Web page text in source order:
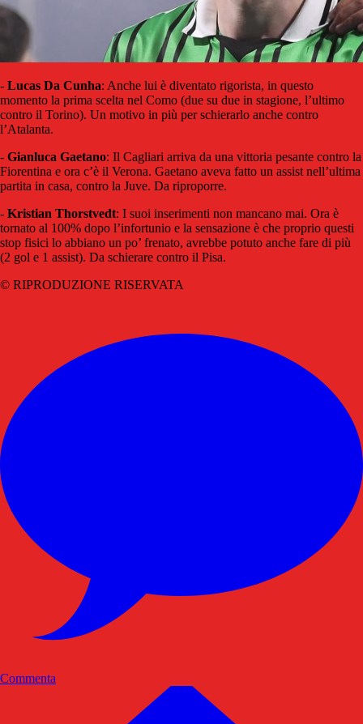
- Lucas Da Cunha: Anche lui è diventato rigorista, in questo
momento la prima scelta nel Como (due su due in stagione, l’ultimo
contro il Torino). Un motivo in più per schierarlo anche contro
l’Atalanta.
- Gianluca Gaetano: Il Cagliari arriva da una vittoria pesante contro la
Fiorentina e ora c’è il Verona. Gaetano aveva fatto un assist nell’ultima
partita in casa, contro la Juve. Da riproporre.
- Kristian Thorstvedt: I suoi inserimenti non mancano mai. Ora è
tornato al 100% dopo l’infortunio e la sensazione è che proprio questi
stop fisici lo abbiano un po’ frenato, avrebbe potuto anche fare di più
(2 gol e 1 assist). Da schierare contro il Pisa.
© RIPRODUZIONE RISERVATA
Commenta